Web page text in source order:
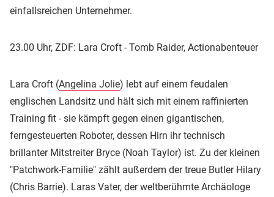
einfallsreichen Unternehmer.
23.00 Uhr, ZDF: Lara Croft - Tomb Raider, Actionabenteuer
Lara Croft (Angelina Jolie) lebt auf einem feudalen
englischen Landsitz und hält sich mit einem raffinierten
Training fit - sie kämpft gegen einen gigantischen,
ferngesteuerten Roboter, dessen Hirn ihr technisch
brillanter Mitstreiter Bryce (Noah Taylor) ist. Zu der kleinen
"Patchwork-Familie" zählt außerdem der treue Butler Hilary
(Chris Barrie). Laras Vater, der weltberühmte Archäologe